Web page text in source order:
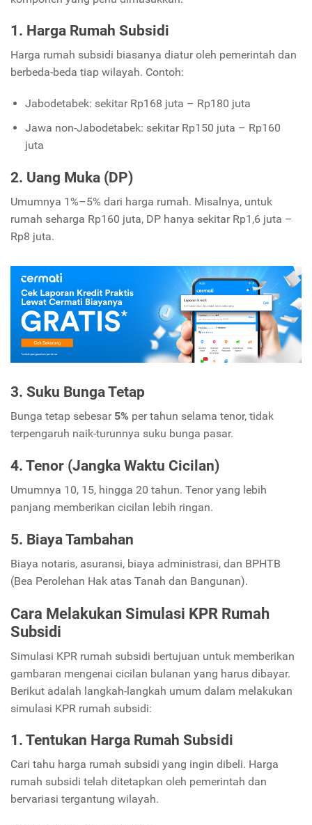
1. Harga Rumah Subsidi
Harga rumah subsidi biasanya diatur oleh pemerintah dan
berbeda-beda tiap wilayah. Contoh:
Jabodetabek: sekitar Rp168 juta – Rp180 juta
Jawa non-Jabodetabek: sekitar Rp150 juta – Rp160
juta
2. Uang Muka (DP)
Umumnya 1%–5% dari harga rumah. Misalnya, untuk
rumah seharga Rp160 juta, DP hanya sekitar Rp1,6 juta –
Rp8 juta.
3. Suku Bunga Tetap
Bunga tetap sebesar 5% per tahun selama tenor, tidak
terpengaruh naik-turunnya suku bunga pasar.
4. Tenor (Jangka Waktu Cicilan)
Umumnya 10, 15, hingga 20 tahun. Tenor yang lebih
panjang memberikan cicilan lebih ringan.
5. Biaya Tambahan
Biaya notaris, asuransi, biaya administrasi, dan BPHTB
(Bea Perolehan Hak atas Tanah dan Bangunan).
Cara Melakukan Simulasi KPR Rumah
Subsidi
Simulasi KPR rumah subsidi bertujuan untuk memberikan
gambaran mengenai cicilan bulanan yang harus dibayar.
Berikut adalah langkah-langkah umum dalam melakukan
simulasi KPR rumah subsidi:
1. Tentukan Harga Rumah Subsidi
Cari tahu harga rumah subsidi yang ingin dibeli. Harga
rumah subsidi telah ditetapkan oleh pemerintah dan
bervariasi tergantung wilayah.